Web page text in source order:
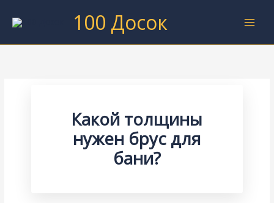
100 Досок
Какой толщины
нужен брус для
бани?